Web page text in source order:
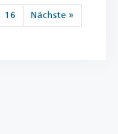
16 Nächste »